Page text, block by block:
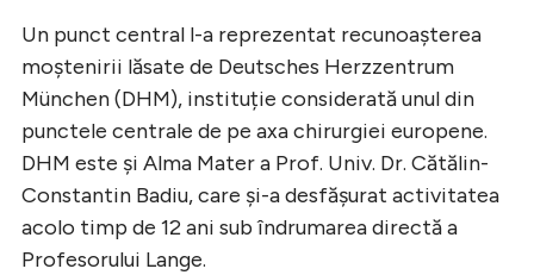
Un punct central l-a reprezentat recunoașterea
moștenirii lăsate de Deutsches Herzzentrum
München (DHM), instituție considerată unul din
punctele centrale de pe axa chirurgiei europene.
DHM este și Alma Mater a Prof. Univ. Dr. Cătălin-
Constantin Badiu, care și-a desfășurat activitatea
acolo timp de 12 ani sub îndrumarea directă a
Profesorului Lange.